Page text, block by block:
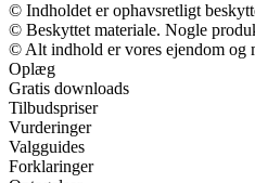
© Indholdet er ophavsretligt
© Beskyttet materiale. Nogle
© Alt indhold er vores ejendom og
Oplæg
Gratis downloads
Tilbudspriser
Vurderinger
Valgguides
Forklaringer